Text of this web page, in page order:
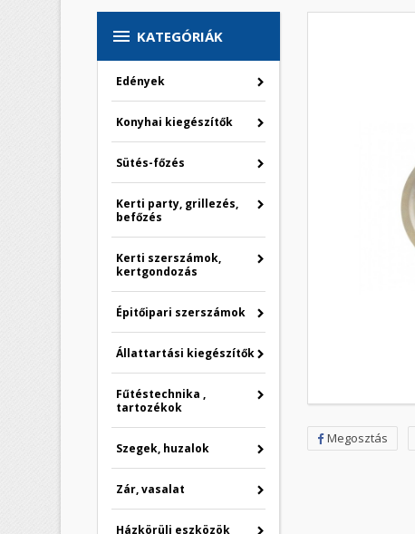
 KATEGÓRIÁK
Edények
Konyhai kiegészítők
Sütés-főzés
Kerti party, grillezés,
befőzés
Kerti szerszámok,
kertgondozás
Épitőipari szerszámok
Állattartási kiegészítők
Fűtéstechnika ,
tartozékok
Szegek, huzalok
Zár, vasalat
Házkörüli eszközök
Megosztás